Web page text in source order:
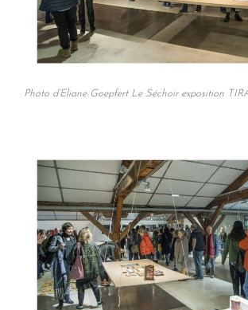
Photo d’Eliane Goepfert Le Séchoir exposition